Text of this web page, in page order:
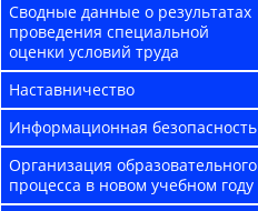
Сводные данные о результатах
проведения специальной
оценки условий труда
Наставничество
Информационная безопасность
Организация образовательного
процесса в новом учебном году